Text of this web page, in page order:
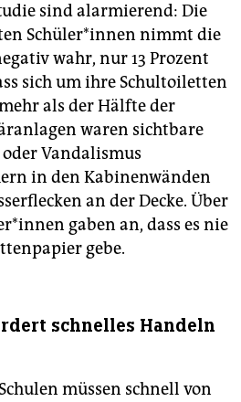
sind alarmierend: Die
Schü­le­r*in­nen nimmt die
wahr, nur 13 Prozent
sich um ihre Schultoiletten
als der Hälfte der
waren sichtbare
Vandalismus
in den Kabinenwänden
an der Decke. Über
gaben an, dass es nie
gebe.
schnelles Handeln
müssen schnell von